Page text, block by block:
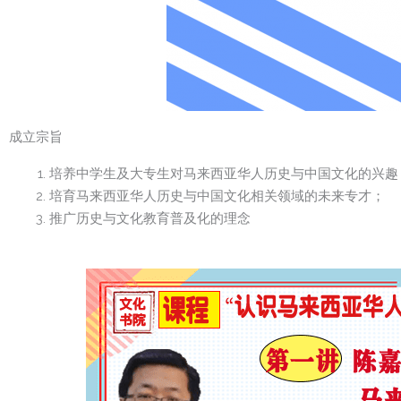
成立宗旨
培养中学生及大专生对马来西亚华人历史与中国文化的兴趣
培育马来西亚华人历史与中国文化相关领域的未来专才；
推广历史与文化教育普及化的理念